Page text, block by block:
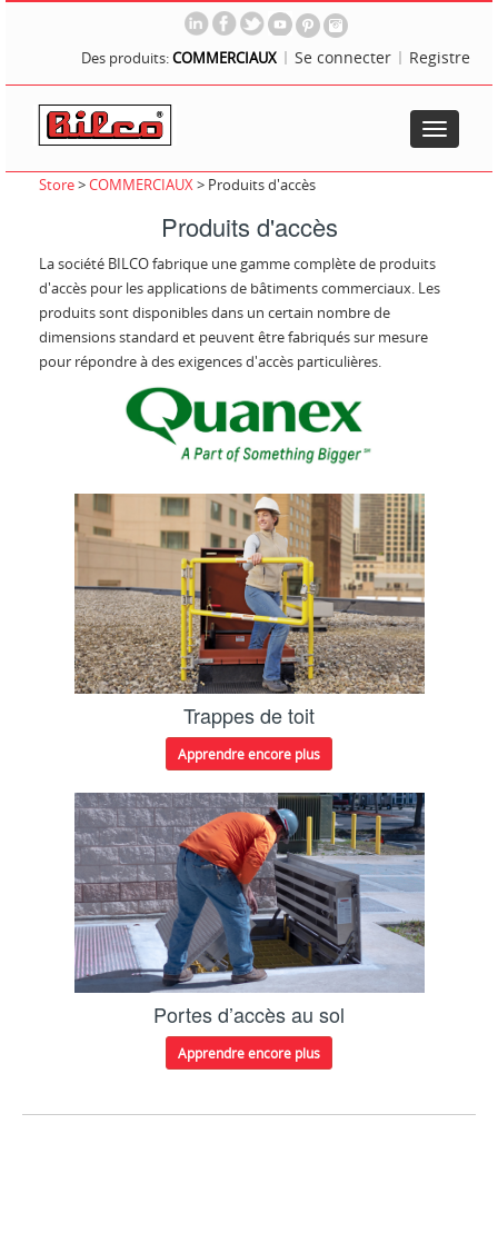
Des produits:COMMERCIAUX Se connecter Registre
Toggle
Store>COMMERCIAUX> Produits d'accès
Produits d'accès
La société BILCO fabrique une gamme complète de produits
d'accès pour les applications de bâtiments commerciaux. Les
produits sont disponibles dans un certain nombre de
dimensions standard et peuvent être fabriqués sur mesure
pour répondre à des exigences d'accès particulières.
Trappes de toit
Apprendre encore plus
Portes d’accès au sol
Apprendre encore plus